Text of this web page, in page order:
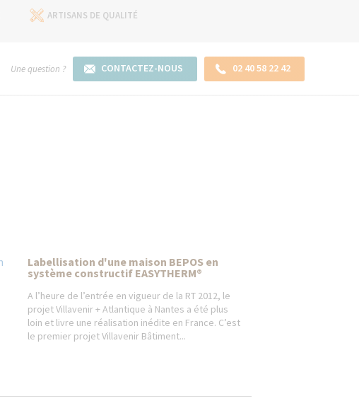
ARTISANS DE QUALITÉ
Une question ? CONTACTEZ-NOUS 02 40 58 22 42
Labellisation d'une maison BEPOS en
système constructif EASYTHERM®
A l’heure de l’entrée en vigueur de la RT 2012, le
projet Villavenir + Atlantique à Nantes a été plus
loin et livre une réalisation inédite en France. C’est
le premier projet Villavenir Bâtiment...